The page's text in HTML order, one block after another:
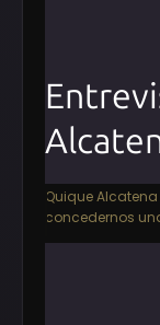
Quique
concedernos